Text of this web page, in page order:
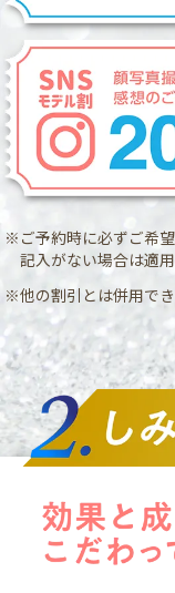
※ご予約時に必ずご希
記入がない場合は適
※他の割引とは併用でき